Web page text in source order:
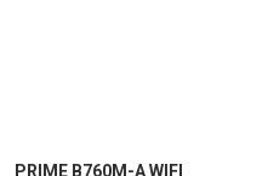
PRIME B760M-A WIFI